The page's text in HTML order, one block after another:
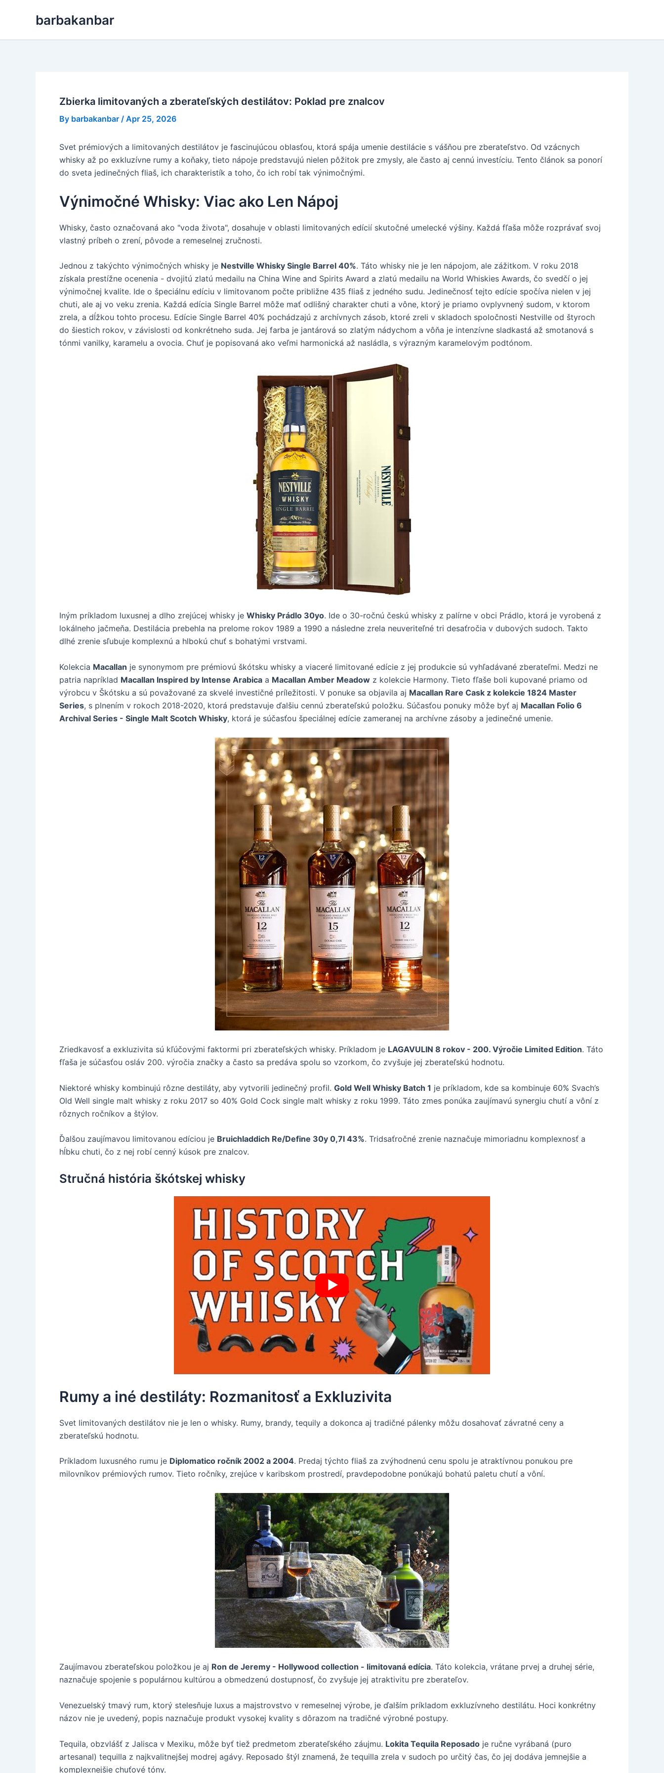
barbakanbar
Zbierka limitovaných a zberateľských destilátov: Poklad pre znalcov
By barbakanbar / Apr 25, 2026
Svet prémiových a limitovaných destilátov je fascinujúcou oblasťou, ktorá spája umenie destilácie s vášňou pre zberateľstvo. Od vzácnych
whisky až po exkluzívne rumy a koňaky, tieto nápoje predstavujú nielen pôžitok pre zmysly, ale často aj cennú investíciu. Tento článok sa ponorí
do sveta jedinečných fliaš, ich charakteristík a toho, čo ich robí tak výnimočnými.
Výnimočné Whisky: Viac ako Len Nápoj
Whisky, často označovaná ako "voda života", dosahuje v oblasti limitovaných edícií skutočné umelecké výšiny. Každá fľaša môže rozprávať svoj
vlastný príbeh o zrení, pôvode a remeselnej zručnosti.
Jednou z takýchto výnimočných whisky je Nestville Whisky Single Barrel 40%. Táto whisky nie je len nápojom, ale zážitkom. V roku 2018
získala prestížne ocenenia - dvojitú zlatú medailu na China Wine and Spirits Award a zlatú medailu na World Whiskies Awards, čo svedčí o jej
výnimočnej kvalite. Ide o špeciálnu edíciu v limitovanom počte približne 435 fliaš z jedného sudu. Jedinečnosť tejto edície spočíva nielen v jej
chuti, ale aj vo veku zrenia. Každá edícia Single Barrel môže mať odlišný charakter chuti a vône, ktorý je priamo ovplyvnený sudom, v ktorom
zrela, a dĺžkou tohto procesu. Edície Single Barrel 40% pochádzajú z archívnych zásob, ktoré zreli v skladoch spoločnosti Nestville od štyroch
do šiestich rokov, v závislosti od konkrétneho suda. Jej farba je jantárová so zlatým nádychom a vôňa je intenzívne sladkastá až smotanová s
tónmi vanilky, karamelu a ovocia. Chuť je popisovaná ako veľmi harmonická až nasládla, s výrazným karamelovým podtónom.
Iným príkladom luxusnej a dlho zrejúcej whisky je Whisky Prádlo 30yo. Ide o 30-ročnú českú whisky z palírne v obci Prádlo, ktorá je vyrobená z
lokálneho jačmeňa. Destilácia prebehla na prelome rokov 1989 a 1990 a následne zrela neuveriteľné tri desaťročia v dubových sudoch. Takto
dlhé zrenie sľubuje komplexnú a hlbokú chuť s bohatými vrstvami.
Kolekcia Macallan je synonymom pre prémiovú škótsku whisky a viaceré limitované edície z jej produkcie sú vyhľadávané zberateľmi. Medzi ne
patria napríklad Macallan Inspired by Intense Arabica a Macallan Amber Meadow z kolekcie Harmony. Tieto fľaše boli kupované priamo od
výrobcu v Škótsku a sú považované za skvelé investičné príležitosti. V ponuke sa objavila aj Macallan Rare Cask z kolekcie 1824 Master
Series, s plnením v rokoch 2018-2020, ktorá predstavuje ďalšiu cennú zberateľskú položku. Súčasťou ponuky môže byť aj Macallan Folio 6
Archival Series - Single Malt Scotch Whisky, ktorá je súčasťou špeciálnej edície zameranej na archívne zásoby a jedinečné umenie.
Zriedkavosť a exkluzivita sú kľúčovými faktormi pri zberateľských whisky. Príkladom je LAGAVULIN 8 rokov - 200. Výročie Limited Edition. Táto
fľaša je súčasťou osláv 200. výročia značky a často sa predáva spolu so vzorkom, čo zvyšuje jej zberateľskú hodnotu.
Niektoré whisky kombinujú rôzne destiláty, aby vytvorili jedinečný profil. Gold Well Whisky Batch 1 je príkladom, kde sa kombinuje 60% Svach’s
Old Well single malt whisky z roku 2017 so 40% Gold Cock single malt whisky z roku 1999. Táto zmes ponúka zaujímavú synergiu chutí a vôní z
rôznych ročníkov a štýlov.
Ďalšou zaujímavou limitovanou edíciou je Bruichladdich Re/Define 30y 0,7l 43%. Tridsaťročné zrenie naznačuje mimoriadnu komplexnosť a
hĺbku chuti, čo z nej robí cenný kúsok pre znalcov.
Stručná história škótskej whisky
Rumy a iné destiláty: Rozmanitosť a Exkluzivita
Svet limitovaných destilátov nie je len o whisky. Rumy, brandy, tequily a dokonca aj tradičné pálenky môžu dosahovať závratné ceny a
zberateľskú hodnotu.
Príkladom luxusného rumu je Diplomatico ročník 2002 a 2004. Predaj týchto fliaš za zvýhodnenú cenu spolu je atraktívnou ponukou pre
milovníkov prémiových rumov. Tieto ročníky, zrejúce v karibskom prostredí, pravdepodobne ponúkajú bohatú paletu chutí a vôní.
Zaujímavou zberateľskou položkou je aj Ron de Jeremy - Hollywood collection - limitovaná edícia. Táto kolekcia, vrátane prvej a druhej série,
naznačuje spojenie s populárnou kultúrou a obmedzenú dostupnosť, čo zvyšuje jej atraktivitu pre zberateľov.
Venezuelský tmavý rum, ktorý stelesňuje luxus a majstrovstvo v remeselnej výrobe, je ďalším príkladom exkluzívneho destilátu. Hoci konkrétny
názov nie je uvedený, popis naznačuje produkt vysokej kvality s dôrazom na tradičné výrobné postupy.
Tequila, obzvlášť z Jalisca v Mexiku, môže byť tiež predmetom zberateľského záujmu. Lokita Tequila Reposado je ručne vyrábaná (puro
artesanal) tequilla z najkvalitnejšej modrej agávy. Reposado štýl znamená, že tequilla zrela v sudoch po určitý čas, čo jej dodáva jemnejšie a
komplexnejšie chuťové tóny.